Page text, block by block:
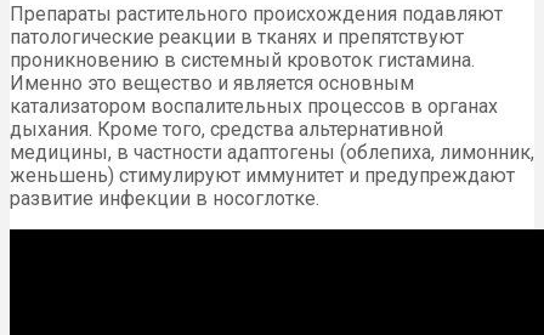
Препараты растительного происхождения подавляют
патологические реакции в тканях и препятствуют
проникновению в системный кровоток гистамина.
Именно это вещество и является основным
катализатором воспалительных процессов в органах
дыхания. Кроме того, средства альтернативной
медицины, в частности адаптогены (облепиха, лимонник,
женьшень) стимулируют иммунитет и предупреждают
развитие инфекции в носоглотке.